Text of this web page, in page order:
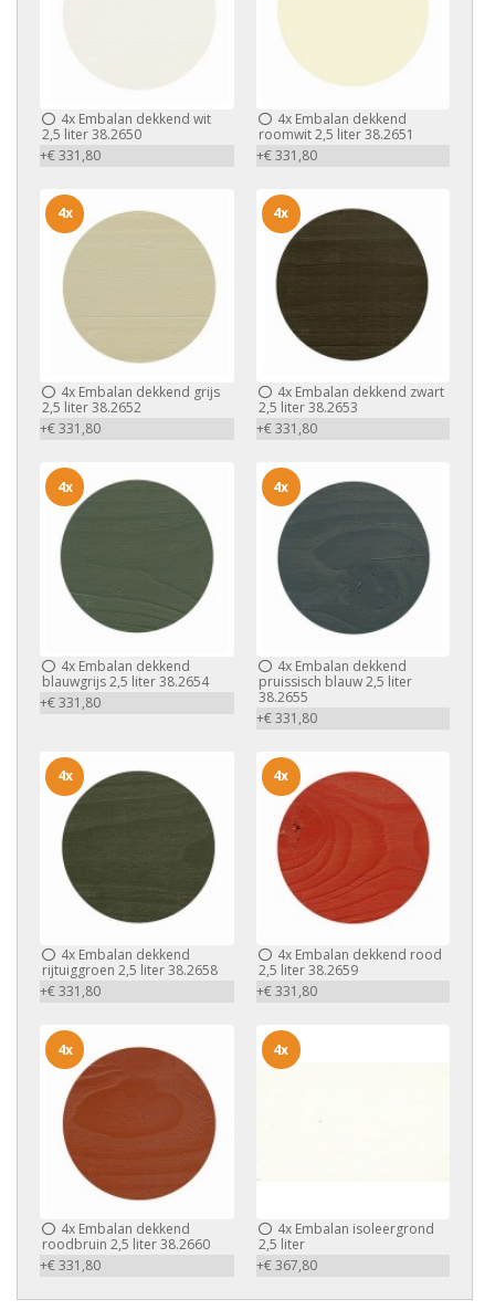
4x Embalan dekkend wit
2,5 liter 38.2650
+€ 331,80
4xEmbalan dekkend
roomwit 2,5 liter 38.2651
+€ 331,80
4x Embalan dekkend grijs
2,5 liter 38.2652
+€ 331,80
4x
4xEmbalan dekkend zwart
2,5 liter 38.2653
+€ 331,80
4x
4x Embalan dekkend
blauwgrijs 2,5 liter 38.2654
+€ 331,80
4x
4xEmbalan dekkend
pruissisch blauw 2,5 liter
38.2655
+€ 331,80
4x
4x Embalan dekkend
rijtuiggroen 2,5 liter 38.2658
+€ 331,80
4x
4xEmbalan dekkend rood
2,5 liter 38.2659
+€ 331,80
4x
4x Embalan dekkend
roodbruin 2,5 liter 38.2660
+€ 331,80
4x
4xEmbalan isoleergrond
2,5 liter
+€ 367,80
4x